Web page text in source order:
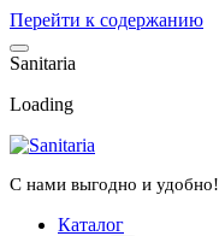
Перейти к содержанию
Sanitaria
Loading
С нами выгодно и удобно!
Каталог